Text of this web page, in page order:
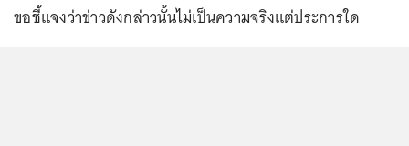
ขอชี้แจงว่าข่าวดังกล่าวนั้นไม่เป็นความจริงแต่ประการใด